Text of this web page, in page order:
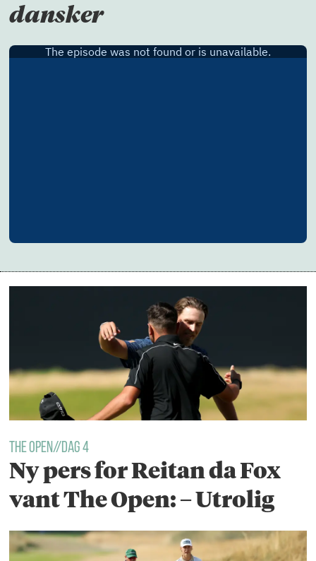
dansker
THE OPEN//DAG 4
Ny pers for Reitan da Fox
vant The Open: – Utrolig